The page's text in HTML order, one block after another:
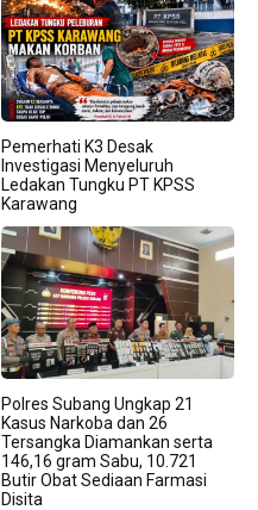
Pemerhati K3 Desak
Investigasi Menyeluruh
Ledakan Tungku PT KPSS
Karawang
Polres Subang Ungkap 21
Kasus Narkoba dan 26
Tersangka Diamankan serta
146,16 gram Sabu, 10.721
Butir Obat Sediaan Farmasi
Disita